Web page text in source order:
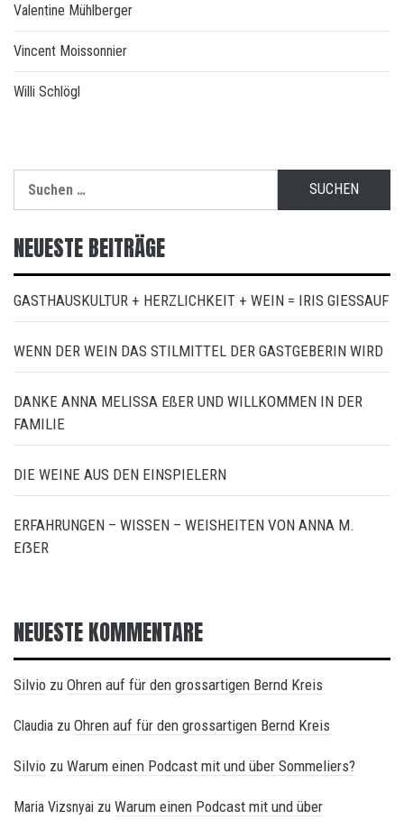
Valentine Mühlberger
Vincent Moissonnier
Willi Schlögl
nach:
NEUESTE BEITRÄGE
GASTHAUSKULTUR + HERZLICHKEIT + WEIN = IRIS GIESSAUF
WENN DER WEIN DAS STILMITTEL DER GASTGEBERIN WIRD
DANKE ANNA MELISSA EßER UND WILLKOMMEN IN DER
FAMILIE
DIE WEINE AUS DEN EINSPIELERN
ERFAHRUNGEN – WISSEN – WEISHEITEN VON ANNA M.
EẞER
NEUESTE KOMMENTARE
Silvio zu Ohren auf für den grossartigen Bernd Kreis
Claudia zu Ohren auf für den grossartigen Bernd Kreis
Silvio zu Warum einen Podcast mit und über Sommeliers?
Maria Vizsnyai zu Warum einen Podcast mit und über